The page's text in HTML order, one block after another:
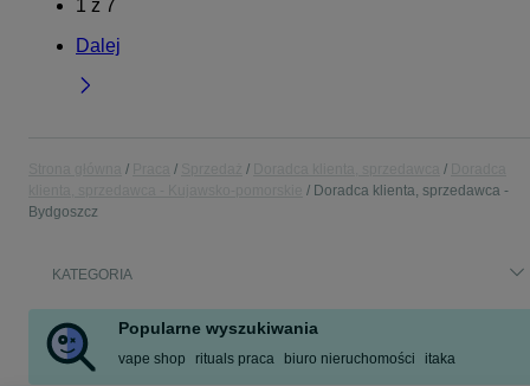
1 z 7
Dalej
Doradca klienta, sprzedawca -
Bydgoszcz
KATEGORIA
Popularne wyszukiwania
vape shop rituals praca biuro nieruchomości itaka